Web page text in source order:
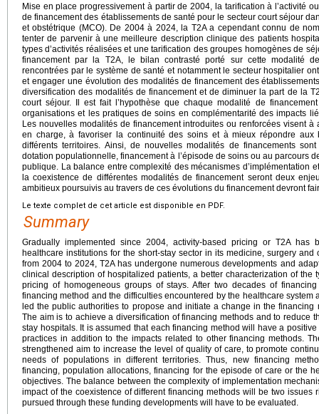
Mise en place progressivement à partir de 2004, la tarification à l’activité
de financement des établissements de santé pour le secteur court séjour
et obstétrique (MCO). De 2004 à 2024, la T2A a cependant connu de
tenter de parvenir à une meilleure description clinique des patients
types d’activités réalisées et une tarification des groupes homogènes de
financement par la T2A, le bilan contrasté porté sur cette modalité
rencontrées par le système de santé et notamment le secteur hospitalier
et engager une évolution des modalités de financement des
diversification des modalités de financement et de diminuer la part de la
court séjour. Il est fait l’hypothèse que chaque modalité de
organisations et les pratiques de soins en complémentarité des impacts
Les nouvelles modalités de financement introduites ou renforcées visent
en charge, à favoriser la continuité des soins et à mieux répondre aux
différents territoires. Ainsi, de nouvelles modalités de financements
dotation populationnelle, financement à l’épisode de soins ou au parcours
publique. La balance entre complexité des mécanismes d’implémentation
la coexistence de différentes modalités de financement seront deux
ambitieux poursuivis au travers de ces évolutions du financement devront
Le texte complet de cet article est disponible en PDF.
Summary
Gradually implemented since 2004, activity-based pricing or T2A has
healthcare institutions for the short-stay sector in its medicine, surgery and
from 2004 to 2024, T2A has undergone numerous developments and
clinical description of hospitalized patients, a better characterization of the
pricing of homogeneous groups of stays. After two decades of
financing method and the difficulties encountered by the healthcare
led the public authorities to propose and initiate a change in the financing
The aim is to achieve a diversification of financing methods and to reduce
stay hospitals. It is assumed that each financing method will have a
practices in addition to the impacts related to other financing methods.
strengthened aim to increase the level of quality of care, to promote
needs of populations in different territories. Thus, new financing
financing, population allocations, financing for the episode of care or the
objectives. The balance between the complexity of implementation
impact of the coexistence of different financing methods will be two issues
pursued through these funding developments will have to be evaluated.